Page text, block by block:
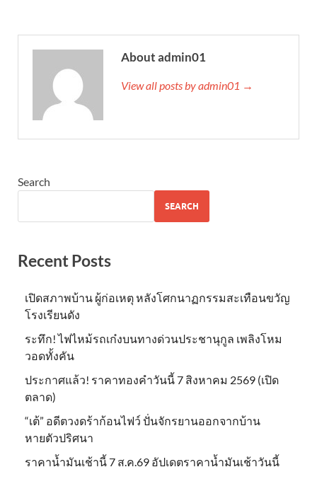
About admin01
View all posts by admin01 →
Search
SEARCH
Recent Posts
เปิดสภาพบ้าน ผู้ก่อเหตุ หลังโศกนาฏกรรมสะเทือนขวัญ
โรงเรียนดัง
ระทึก! ไฟไหม้รถเก๋งบนทางด่วนประชานุกูล เพลิงโหม
วอดทั้งคัน
ประกาศแล้ว! ราคาทองคำวันนี้ 7 สิงหาคม 2569 (เปิด
ตลาด)
“เต้” อดีตวงดร้าก้อนไฟว์ ปั่นจักรยานออกจากบ้าน
หายตัวปริศนา
ราคาน้ำมันเช้านี้ 7 ส.ค.69 อัปเดตราคาน้ำมันเช้าวันนี้